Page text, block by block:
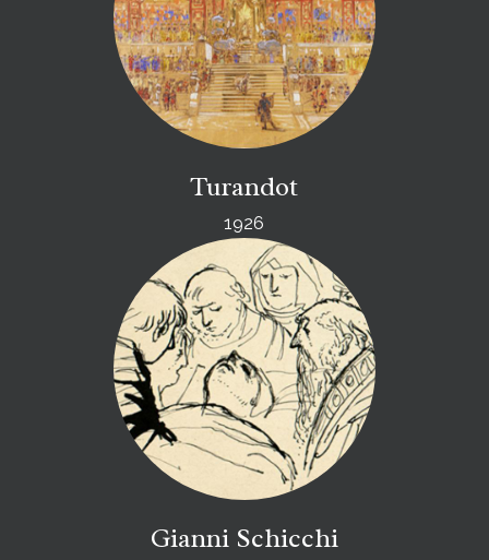
Turandot
1926
Gianni Schicchi